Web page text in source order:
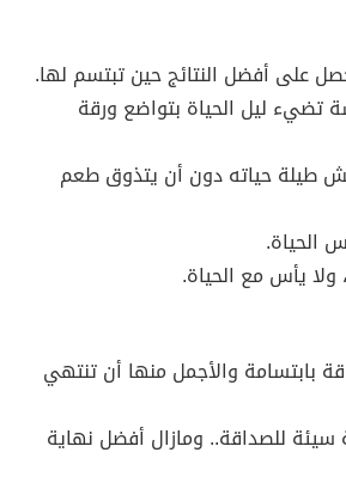
على أفضل النتائج حين تبتسم لها.
تضيء ليل الحياة بتواضع ورقة
طيلة حياته دون أن يتذوق طعم
الحياة.
ولا يأس مع الحياة.
بابتسامة والأجمل منها أن تنتهي
للصداقة.. ومازال أفضل نهاية